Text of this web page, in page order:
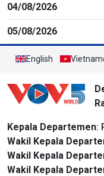
04/08/2026
05/08/2026
English
Kepala Departemen:
Wakil Kepala
Wakil Kepala
Wakil Kepala